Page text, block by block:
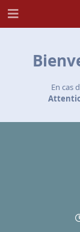
En cas